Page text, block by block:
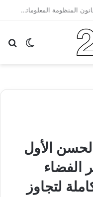
الأطباء الخواص يدعون أخنوش لتطبيق شعار الدولة الاجتماعية بتقليص كلفة العلاج على المرضى…
الوضع
الأول
لتجاوز